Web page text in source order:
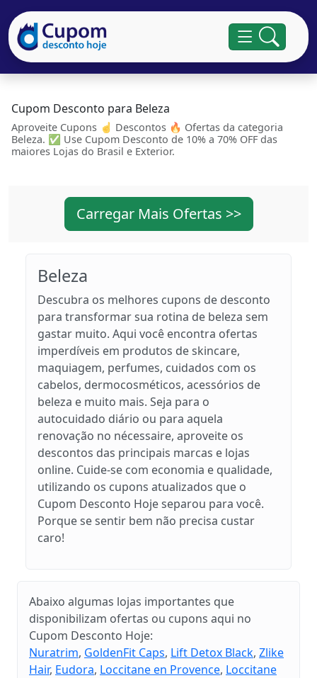
Cupom Desconto para Beleza
Aproveite Cupons ☝ Descontos 🔥 Ofertas da categoria
Beleza. ✅ Use Cupom Desconto de 10% a 70% OFF das
maiores Lojas do Brasil e Exterior.
Carregar Mais Ofertas >>
Beleza
Descubra os melhores cupons de desconto
para transformar sua rotina de beleza sem
gastar muito. Aqui você encontra ofertas
imperdíveis em produtos de skincare,
maquiagem, perfumes, cuidados com os
cabelos, dermocosméticos, acessórios de
beleza e muito mais. Seja para o
autocuidado diário ou para aquela
renovação no nécessaire, aproveite os
descontos das principais marcas e lojas
online. Cuide-se com economia e qualidade,
utilizando os cupons atualizados que o
Cupom Desconto Hoje separou para você.
Porque se sentir bem não precisa custar
caro!
Abaixo algumas lojas importantes que
disponibilizam ofertas ou cupons aqui no
Cupom Desconto Hoje:
Nuratrim, GoldenFit Caps, Lift Detox Black, Zlike
Hair, Eudora, Loccitane en Provence, Loccitane